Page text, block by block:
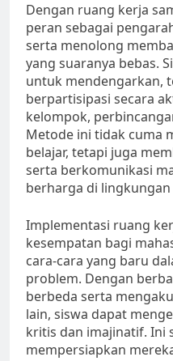
Dengan ruang kerja
peran sebagai
serta menolong
yang suaranya bebas.
untuk mendengarkan,
berpartisipasi secara
kelompok,
Metode ini tidak cuma
belajar, tetapi juga
serta berkomunikasi
berharga di
Implementasi ruang
kesempatan bagi
cara-cara yang baru
problem. Dengan
berbeda serta
lain, siswa dapat
kritis dan imajinatif. Ini
mempersiapkan